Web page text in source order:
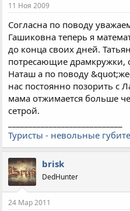
11 Ноя 2009
Согласна по поводу
Гашиковна теперь я
до конца своих дней.
потресающие драмкружки,
Наташ а по поводу
нас постоянно позорить с
мама отжимается больше
сетрой.
Туристы - невольные
brisk
DedHunter
24 Мар 2011